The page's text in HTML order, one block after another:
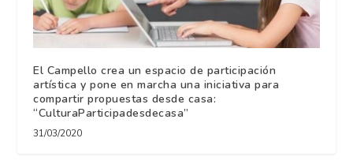
El Campello crea un espacio de participación
artística y pone en marcha una iniciativa para
compartir propuestas desde casa:
“CulturaParticipadesdecasa”
31/03/2020